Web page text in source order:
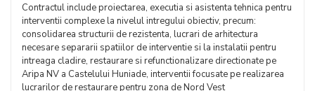
Contractul include proiectarea, executia si asistenta tehnica pentru
interventii complexe la nivelul intregului obiectiv, precum:
consolidarea structurii de rezistenta, lucrari de arhitectura
necesare separarii spatiilor de interventie si la instalatii pentru
intreaga cladire, restaurare si refunctionalizare directionate pe
Aripa NV a Castelului Huniade, interventii focusate pe realizarea
lucrarilor de restaurare pentru zona de Nord Vest